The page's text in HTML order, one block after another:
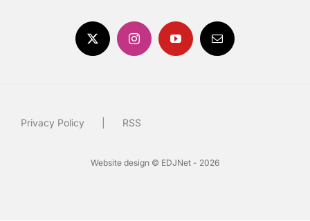
Privacy Policy RSS
Website design © EDJNet - 2026